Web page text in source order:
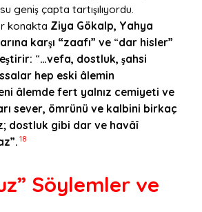
geniş çapta tartışılıyordu.
konakta Ziya Gökalp, Yahya
karşı “zaafı” ve “dar hisler”
“…vefa, dostluk, şahsi
hep eski âlemin
âlemde fert yalnız cemiyeti ve
sever, ömrünü ve kalbini birkaç
dostluk gibi dar ve havâî
18
Söylemler ve